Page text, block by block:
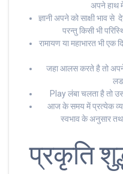
अपने हाथ
ज्ञानी अपने को साक्षी भाव
परन्तु किसी भी
रामायण या महाभारत भी एक
जहा आलस करते है तो
Play लंबा चलता है तो
आज के समय में प्रत्येक
स्वभाव के अनुसार
प्रकृति